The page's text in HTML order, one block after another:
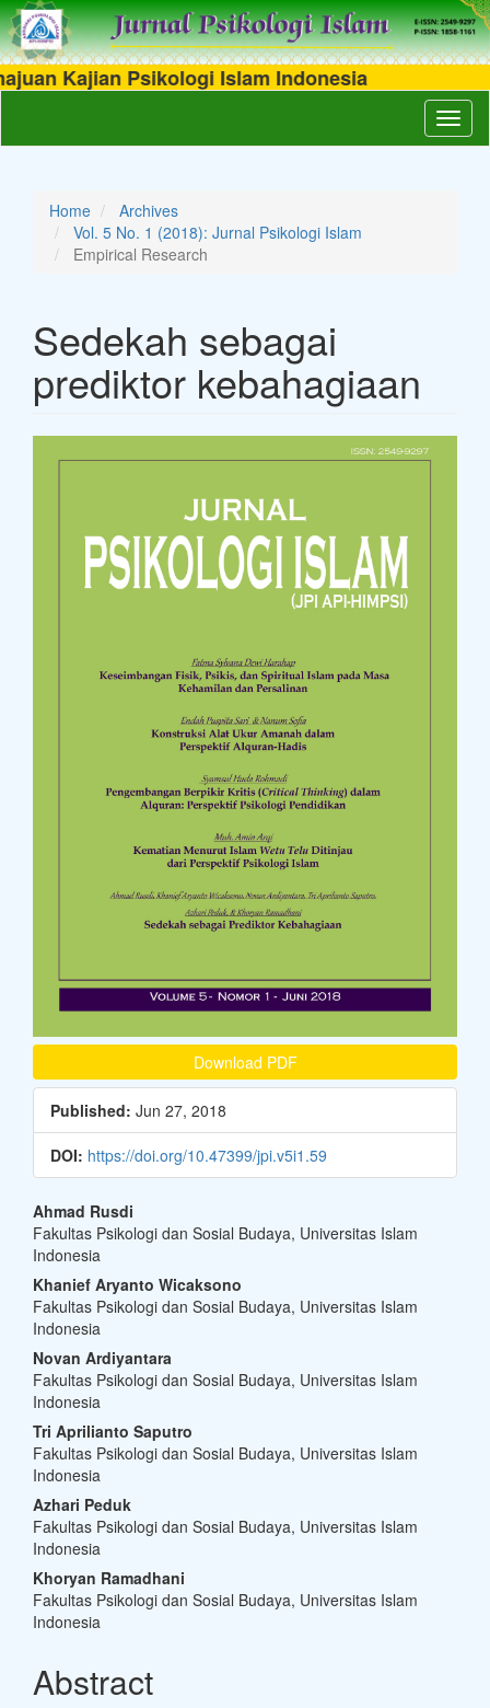
Kajian Psikologi Islam Indonesia
Main
Home
Archives
Vol. 5 No. 1 (2018): Jurnal Psikologi Islam
Empirical Research
Sedekah sebagai
prediktor kebahagiaan
Article
Download PDF
Published: Jun 27, 2018
DOI: https://doi.org/10.47399/jpi.v5i1.59
Main
Article
Content
Ahmad Rusdi
Fakultas Psikologi dan Sosial Budaya, Universitas Islam
Indonesia
Khanief Aryanto Wicaksono
Fakultas Psikologi dan Sosial Budaya, Universitas Islam
Indonesia
Novan Ardiyantara
Fakultas Psikologi dan Sosial Budaya, Universitas Islam
Indonesia
Tri Aprilianto Saputro
Fakultas Psikologi dan Sosial Budaya, Universitas Islam
Indonesia
Azhari Peduk
Fakultas Psikologi dan Sosial Budaya, Universitas Islam
Indonesia
Khoryan Ramadhani
Fakultas Psikologi dan Sosial Budaya, Universitas Islam
Indonesia
Abstract